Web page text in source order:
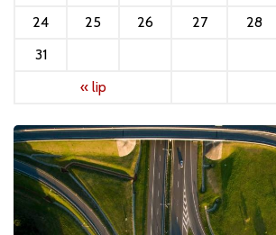
24
25 26 27 28
31
« lip